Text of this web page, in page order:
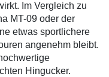
Im Vergleich zu
MT-09 oder der
etwas sportlichere
angenehm bleibt.
Hingucker.